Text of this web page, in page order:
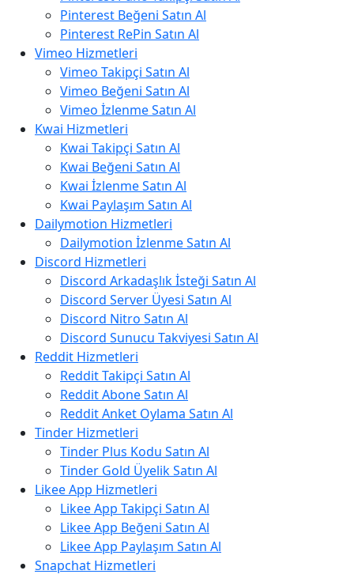
Pinterest Beğeni Satın Al
Pinterest RePin Satın Al
Vimeo Hizmetleri
Vimeo Takipçi Satın Al
Vimeo Beğeni Satın Al
Vimeo İzlenme Satın Al
Kwai Hizmetleri
Kwai Takipçi Satın Al
Kwai Beğeni Satın Al
Kwai İzlenme Satın Al
Kwai Paylaşım Satın Al
Dailymotion Hizmetleri
Dailymotion İzlenme Satın Al
Discord Hizmetleri
Discord Arkadaşlık İsteği Satın Al
Discord Server Üyesi Satın Al
Discord Nitro Satın Al
Discord Sunucu Takviyesi Satın Al
Reddit Hizmetleri
Reddit Takipçi Satın Al
Reddit Abone Satın Al
Reddit Anket Oylama Satın Al
Tinder Hizmetleri
Tinder Plus Kodu Satın Al
Tinder Gold Üyelik Satın Al
Likee App Hizmetleri
Likee App Takipçi Satın Al
Likee App Beğeni Satın Al
Likee App Paylaşım Satın Al
Snapchat Hizmetleri